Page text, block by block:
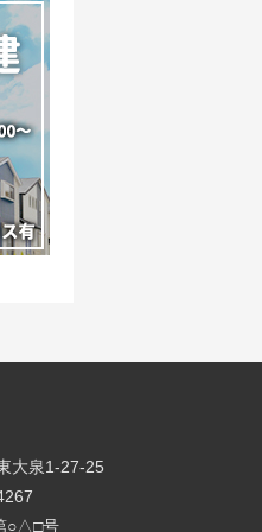
大泉1-27-25
○△□号